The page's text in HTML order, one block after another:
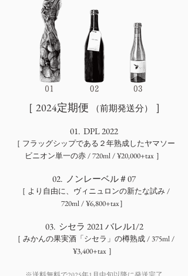
［ 2024定期便 （前期発送分） ］
01. DPL 2022
［ フラッグシップである２年熟成したヤマソー
ビニオン単一の赤 / 720ml / ¥20,000+tax ］
02. ノンレーベル＃07
［ より自由に、ヴィニュロンの新たな試み/
720ml / ¥6,800+tax］
03. シセラ 2021 バレル1/2
［ みかんの果実酒「シセラ」の樽熟成 / 375ml /
¥3,400+tax ］